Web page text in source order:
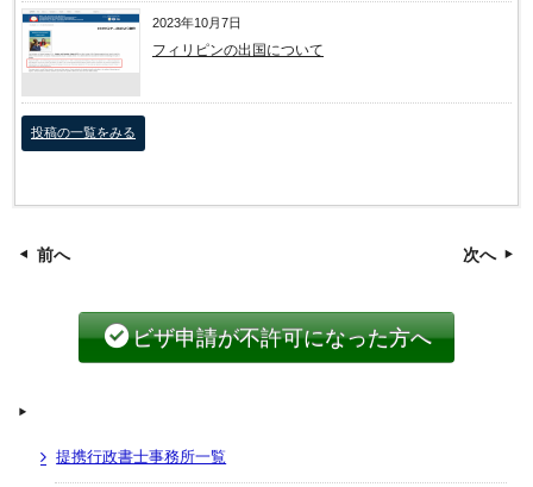
2023年10月7日
フィリピンの出国について
投稿の一覧をみる
前へ 次へ
ビザ申請が不許可になった方へ
提携行政書士事務所一覧